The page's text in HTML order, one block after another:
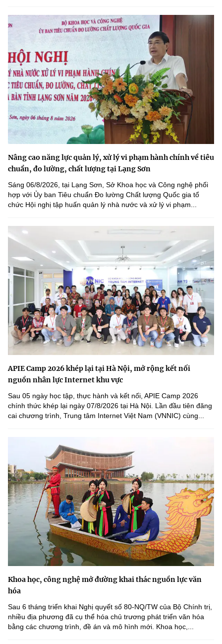
Nâng cao năng lực quản lý, xử lý vi phạm hành chính về tiêu
chuẩn, đo lường, chất lượng tại Lạng Sơn
Sáng 06/8/2026, tại Lạng Sơn, Sở Khoa học và Công nghệ phối
hợp với Ủy ban Tiêu chuẩn Đo lường Chất lượng Quốc gia tổ
chức Hội nghị tập huấn quản lý nhà nước và xử lý vi phạm...
APIE Camp 2026 khép lại tại Hà Nội, mở rộng kết nối
nguồn nhân lực Internet khu vực
Sau 05 ngày học tập, thực hành và kết nối, APIE Camp 2026
chính thức khép lại ngày 07/8/2026 tại Hà Nội. Lần đầu tiên đăng
cai chương trình, Trung tâm Internet Việt Nam (VNNIC) cùng...
Khoa học, công nghệ mở đường khai thác nguồn lực văn
hóa
Sau 6 tháng triển khai Nghị quyết số 80-NQ/TW của Bộ Chính trị,
nhiều địa phương đã cụ thể hóa chủ trương phát triển văn hóa
bằng các chương trình, đề án và mô hình mới. Khoa học,...